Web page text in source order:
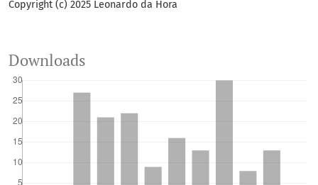
Copyright (c) 2025 Leonardo da Hora
Downloads